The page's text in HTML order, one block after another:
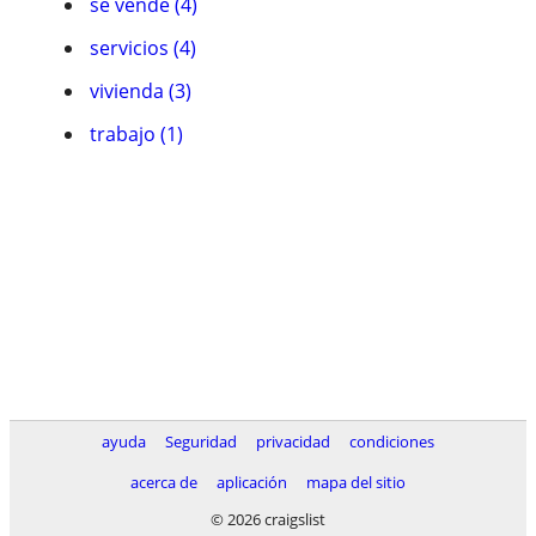
servicios (4)
vivienda (3)
trabajo (1)
ayuda Seguridad privacidad
condiciones
acerca de
aplicación
mapa del sitio
© 2026 craigslist